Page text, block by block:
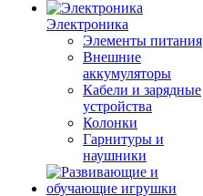
Электроника
Элементы питания
Внешние
аккумуляторы
Кабели и зарядные
устройства
Колонки
Гарнитуры и
наушники